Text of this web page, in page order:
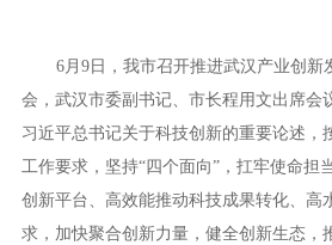
6月9日，我市召开推进武汉产业创新
会，武汉市委副书记、市长程用文出席会
习近平总书记关于科技创新的重要论述，
工作要求，坚持“四个面向”，扛牢使命担
创新平台、高效能推动科技成果转化、高
求，加快聚合创新力量，健全创新生态，